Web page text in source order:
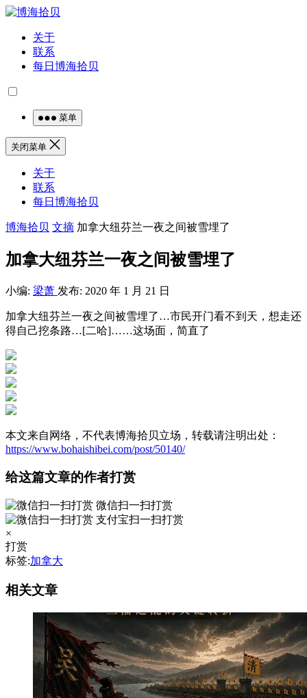
关于
联系
每日博海拾贝
菜单
关闭菜单
关于
联系
每日博海拾贝
博海拾贝 文摘 加拿大纽芬兰一夜之间被雪埋了
加拿大纽芬兰一夜之间被雪埋了
小编: 梁萧 发布: 2020 年 1 月 21 日
加拿大纽芬兰一夜之间被雪埋了…市民开门看不到天，想走还
得自己挖条路…[二哈]……这场面，简直了
本文来自网络，不代表博海拾贝立场，转载请注明出处：
https://www.bohaishibei.com/post/50140/
给这篇文章的作者打赏
微信扫一扫打赏
支付宝扫一扫打赏
×
打赏
标签:加拿大
相关文章